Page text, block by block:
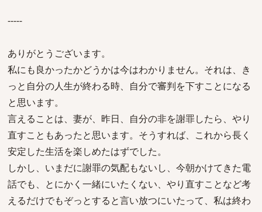
-----
ありがとうございます。
私にも良かったかどうかは今はわかりません。それは、き
っと自分の人生が終わる時、自分で審判を下すことになる
と思います。
言えることは、妻が、昨日、自分の非を謝罪したら、やり
直すこともあったと思います。そうすれば、これから長く
安定した生活を楽しめたはずでした。
しかし、いまだに謝罪の気配もないし、今朝かけてきた電
話でも、とにかく一緒にいたくない、やり直すことなど考
えるだけでもぞっとすると言い放つにいたって、私は終わ